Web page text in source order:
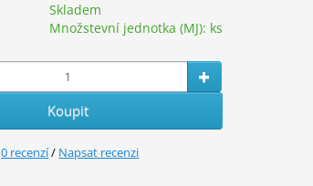
Skladem
Množstevní jednotka (MJ): ks
Koupit
0 recenzí/ Napsat recenzi